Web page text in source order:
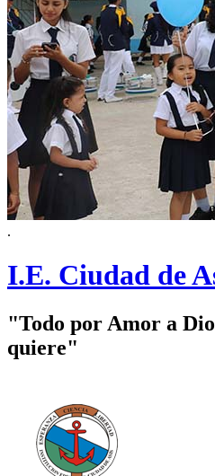
.
I.E. Ciudad de
"Todo por Amor a
quiere"